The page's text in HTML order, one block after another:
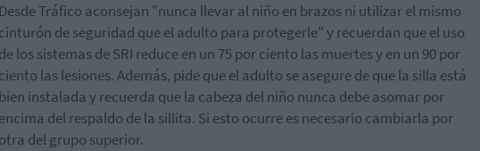
Desde Tráfico aconsejan "nunca llevar al niño en brazos ni utilizar el mismo
cinturón de seguridad que el adulto para protegerle" y recuerdan que el uso
de los sistemas de SRI reduce en un 75 por ciento las muertes y en un 90 por
ciento las lesiones. Además, pide que el adulto se asegure de que la silla está
bien instalada y recuerda que la cabeza del niño nunca debe asomar por
encima del respaldo de la sillita. Si esto ocurre es necesario cambiarla por
otra del grupo superior.